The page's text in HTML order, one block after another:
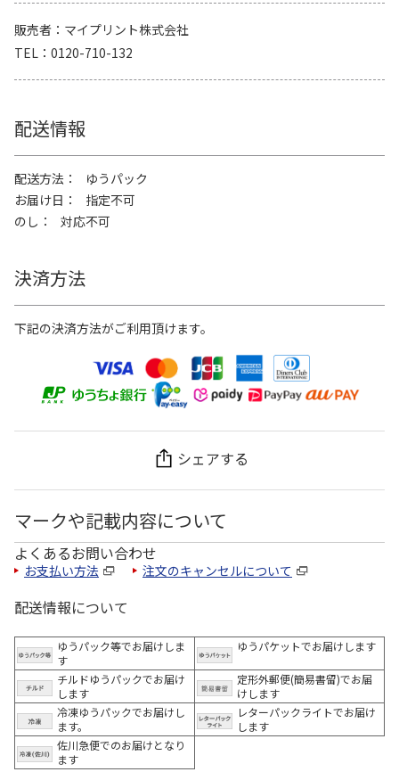
販売者
マイプリント株式会社
TEL
0120-710-132
配送情報
配送方法
ゆうパック
お届け日
指定不可
のし
対応不可
決済方法
下記の決済方法がご利用頂けます。
シェアする
マークや記載内容について
よくあるお問い合わせ
お支払い方法 注文のキャンセルについて
配送情報について
ゆうパック等でお届けしま
す
ゆうパケットでお届けします
チルドゆうパックでお届け
します
定形外郵便(簡易書留)でお届
けします
冷凍ゆうパックでお届けし
ます。
レターパックライトでお届け
します
佐川急便でのお届けとなり
ます